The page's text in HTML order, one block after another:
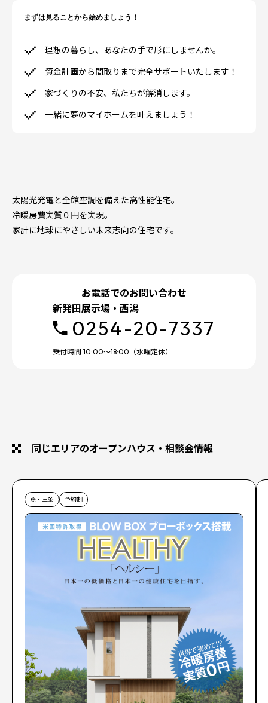
まずは見ることから始めましょう！
理想の暮らし、あなたの手で形にしませんか。
資金計画から間取りまで完全サポートいたします！
家づくりの不安、私たちが解消します。
一緒に夢のマイホームを叶えましょう！
太陽光発電と全館空調を備えた高性能住宅。
冷暖房費実質０円を実現。
家計に地球にやさしい未来志向の住宅です。
お電話でのお問い合わせ
新発田展示場・西潟
0254-20-7337
受付時間 10:00～18:00（水曜定休）
同じエリアのオープンハウス・相談会情報
燕・三条 予約制